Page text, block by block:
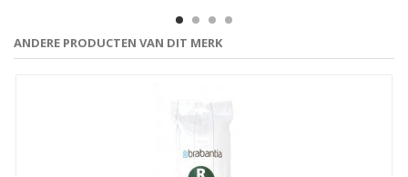
ANDERE PRODUCTEN VAN DIT MERK